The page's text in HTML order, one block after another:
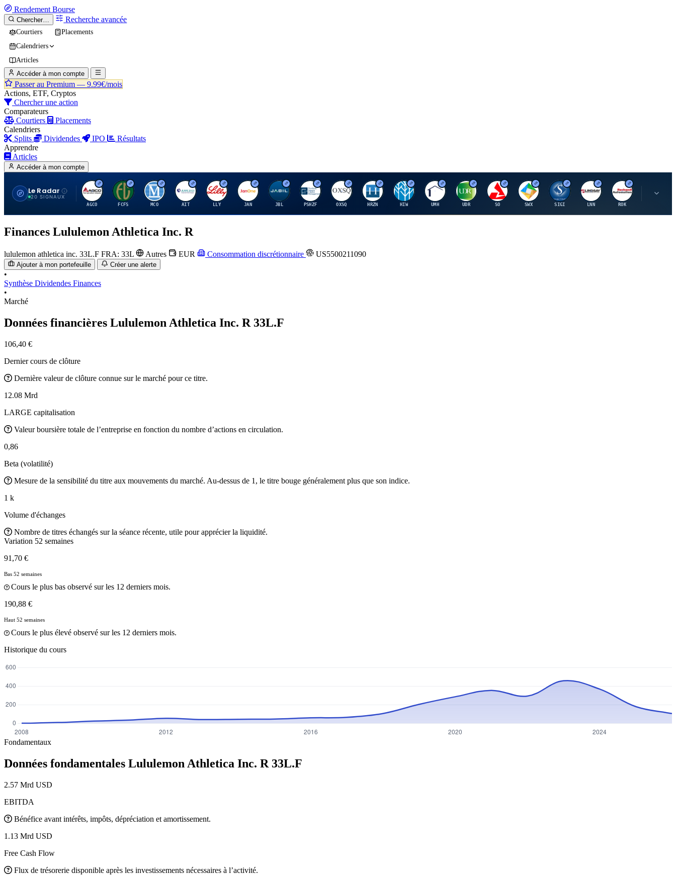
Rendement Bourse
Chercher… Recherche avancée
Courtiers
Placements
Calendriers
Articles
Accéder à mon compte
Passer au Premium — 9.99€/mois
Actions, ETF, Cryptos
Chercher une action
Comparateurs
Courtiers
Placements
Calendriers
Splits
Dividendes IPO
Résultats
Apprendre
Articles
Accéder à mon compte
Le Radar
20 SIGNAUX
A
AGCO
F
FCFS
M
MCO
A
AIT
E
LLY
J
JAN
J
JBL
P
PSHZF
O
OXSQ
H
HRZN
H
HIW
U
UMH
U
UDR
S
SO
S
SWX
S
SIGI
L
LNN
R
ROK
P
Finances Lululemon Athletica Inc. R
lululemon athletica inc. 33L.F FRA: 33L Autres EUR Consommation discrétionnaire US5500211090
Ajouter à mon portefeuille Créer une alerte
•
Synthèse Dividendes Finances
•
Marché
Données financières Lululemon Athletica Inc. R 33L.F
106,40 €
Dernier cours de clôture
Dernière valeur de clôture connue sur le marché pour ce titre.
12.08 Mrd
LARGE capitalisation
Valeur boursière totale de l’entreprise en fonction du nombre d’actions en circulation.
0,86
Beta (volatilité)
Mesure de la sensibilité du titre aux mouvements du marché. Au-dessus de 1, le titre bouge généralement plus que son indice.
1 k
Volume d'échanges
Nombre de titres échangés sur la séance récente, utile pour apprécier la liquidité.
Variation 52 semaines
91,70 €
Bas 52 semaines
Cours le plus bas observé sur les 12 derniers mois.
190,88 €
Haut 52 semaines
Cours le plus élevé observé sur les 12 derniers mois.
Historique du cours
Fondamentaux
Données fondamentales Lululemon Athletica Inc. R 33L.F
2.57 Mrd USD
EBITDA
Bénéfice avant intérêts, impôts, dépréciation et amortissement.
1.13 Mrd USD
Free Cash Flow
Flux de trésorerie disponible après les investissements nécessaires à l’activité.